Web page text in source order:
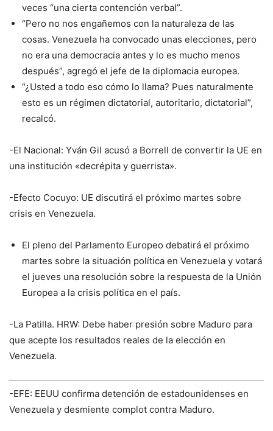
veces “una cierta contención verbal”.
“Pero no nos engañemos con la naturaleza de las
cosas. Venezuela ha convocado unas elecciones, pero
no era una democracia antes y lo es mucho menos
después”, agregó el jefe de la diplomacia europea.
“¿Usted a todo eso cómo lo llama? Pues naturalmente
esto es un régimen dictatorial, autoritario, dictatorial”,
recalcó.
-El Nacional: Yván Gil acusó a Borrell de convertir la UE en
una institución «decrépita y guerrista».
-Efecto Cocuyo: UE discutirá el próximo martes sobre
crisis en Venezuela.
El pleno del Parlamento Europeo debatirá el próximo
martes sobre la situación política en Venezuela y votará
el jueves una resolución sobre la respuesta de la Unión
Europea a la crisis política en el país.
-La Patilla. HRW: Debe haber presión sobre Maduro para
que acepte los resultados reales de la elección en
Venezuela.
-EFE: EEUU confirma detención de estadounidenses en
Venezuela y desmiente complot contra Maduro.